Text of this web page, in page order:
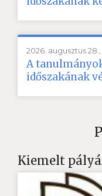
2026. augusztus
A
időszakának
Kiemelt